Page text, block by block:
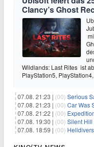
Clancy’s Ghost
Wildlands: Last Rites ist
PlayStation5,
07.08. 21:23 | (00) Serious Sam:
07.08. 21:23 | (00) Car Was
07.08. 21:22 | (00) Expeditions:
07.08. 19:30 | (00) Silent Hill 2
07.08. 18:59 | (00) Helldivers 2